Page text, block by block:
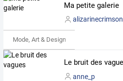
Ma petite galerie
alizarinecrimson
Mode, Art & Design
Le bruit des
anne_p